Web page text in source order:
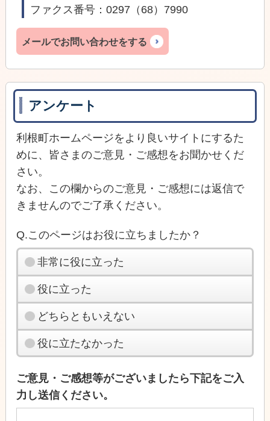
ファクス番号：0297（68）7990
メールでお問い合わせをする
アンケート
利根町ホームページをより良いサイトにするた
めに、皆さまのご意見・ご感想をお聞かせくだ
さい。
なお、この欄からのご意見・ご感想には返信で
きませんのでご了承ください。
Q.このページはお役に立ちましたか？
非常に役に立った
役に立った
どちらともいえない
役に立たなかった
ご意見・ご感想等がございましたら下記をご入
力し送信ください。